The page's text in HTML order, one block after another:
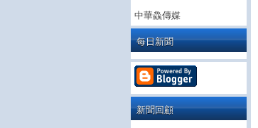
中華鱻傳媒
每日新聞
新聞回顧